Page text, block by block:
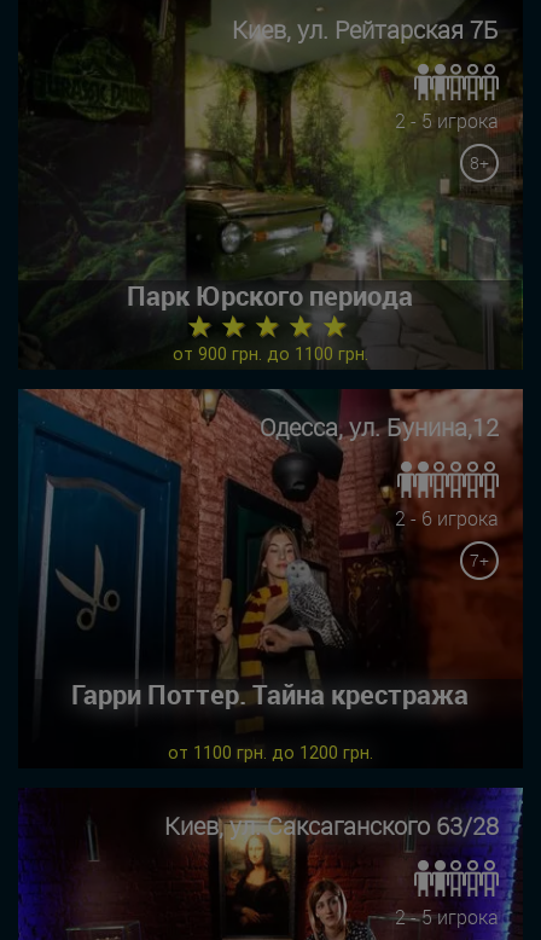
Киев, ул. Рейтарская 7Б
2 - 5 игрока
8+
Парк Юрского периода
★ ★ ★ ★ ★
от 900 грн. до 1100 грн.
Одесса, ул. Бунина,12
2 - 6 игрока
7+
Гарри Поттер. Тайна крестража
от 1100 грн. до 1200 грн.
Киев, ул. Саксаганского 63/28
2 - 5 игрока